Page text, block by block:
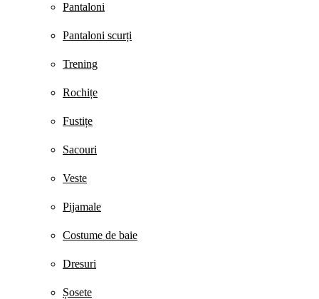
Pantaloni
Pantaloni scurți
Trening
Rochițe
Fustițe
Sacouri
Veste
Pijamale
Costume de baie
Dresuri
Șosete